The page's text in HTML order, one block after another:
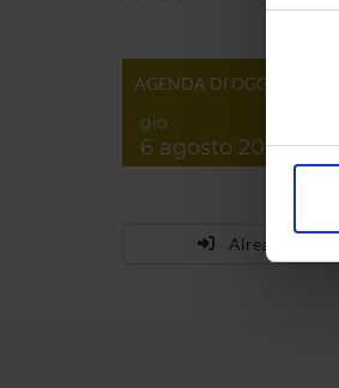
Con
consenso
AGENDA DI OGGI
gio
6 agosto 2026
Already